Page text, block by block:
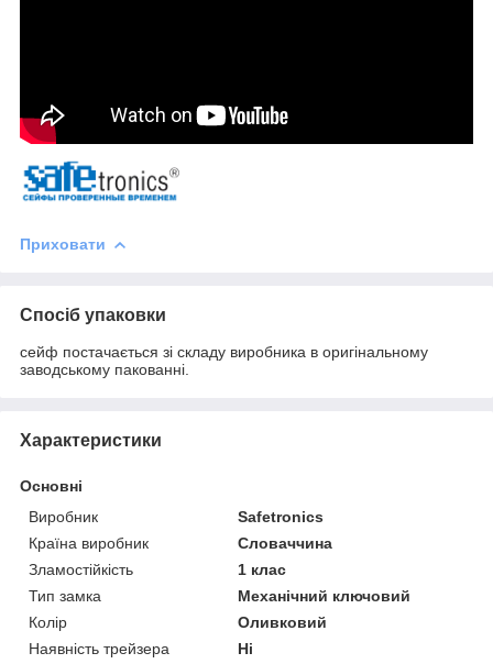
Приховати
Спосіб упаковки
сейф постачається зі складу виробника в оригінальному
заводському пакованні.
Характеристики
Основні
Виробник
Safetronics
Країна виробник
Словаччина
Зламостійкість
1 клас
Тип замка
Механічний ключовий
Колір
Оливковий
Наявність трейзера
Ні